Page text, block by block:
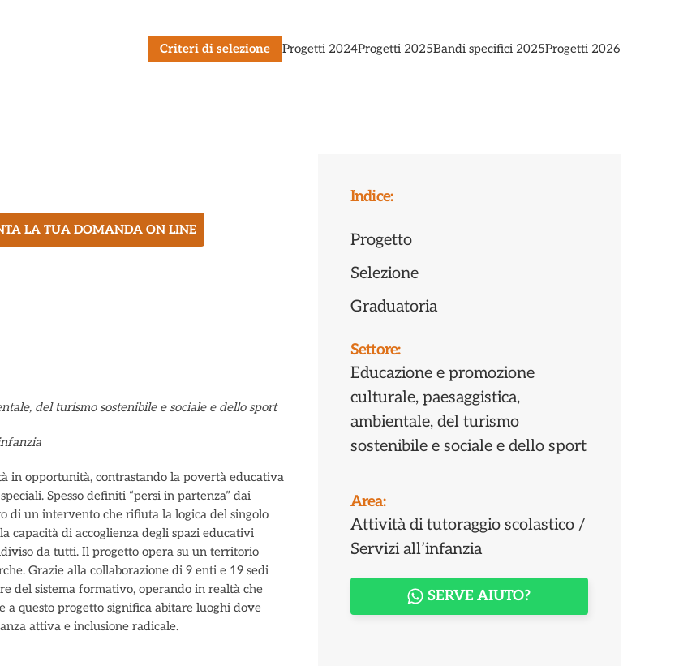
Criteri di selezione Progetti 2024Progetti 2025Bandi specifici 2025Progetti 2026
LA TUA DOMANDA ON LINE
del turismo sostenibile e sociale e dello sport
in opportunità, contrastando la povertà educativa
Spesso definiti “persi in partenza” dai
di un intervento che rifiuta la logica del singolo
capacità di accoglienza degli spazi educativi
da tutti. Il progetto opera su un territorio
Grazie alla collaborazione di 9 enti e 19 sedi
del sistema formativo, operando in realtà che
a questo progetto significa abitare luoghi dove
attiva e inclusione radicale.
Indice:
Progetto
Selezione
Graduatoria
Settore:
Educazione e promozione
culturale, paesaggistica,
ambientale, del turismo
sostenibile e sociale e dello sport
Area:
Attività di tutoraggio scolastico /
Servizi all’infanzia
SERVE AIUTO?